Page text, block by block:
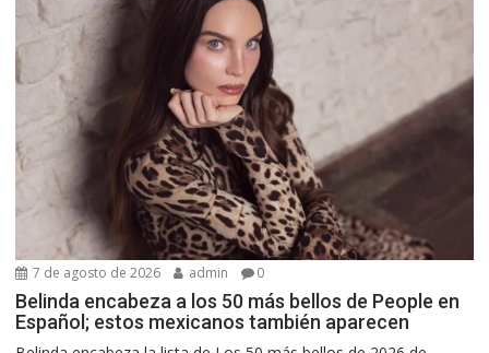
7 de agosto de 2026 admin 0
Belinda encabeza a los 50 más bellos de People en
Español; estos mexicanos también aparecen